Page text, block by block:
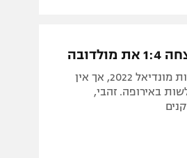
חניכיו של רוטנשטיינר רשמו ניצחון ראשון במוקדמות מונדיאל 2022, אך אין
באירופה. זהבי,